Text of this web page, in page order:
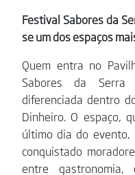
Festival Sabores da
se um dos espaços
Quem entra no
Sabores da
diferenciada dentro
Dinheiro. O espaço,
último dia do
conquistado
entre